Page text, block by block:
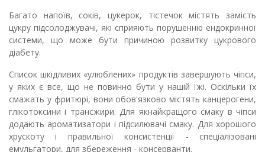
Багато напоїв, соків, цукерок, тістечок містять замість
цукру підсолоджувачі, які сприяють порушенню ендокринної
системи, що може бути причиною розвитку цукрового
діабету.
Список шкідливих «улюблених» продуктів завершують чіпси,
у яких є все, що не повинно бути у нашій їжі. Оскільки їх
смажать у фритюрі, вони обов'язково містять канцерогени,
глікотоксини і трансжири. Для якнайкращого смаку в чіпси
додають ароматизатори і підсилювачі смаку. Для хорошого
хрускоту і правильної консистенції - спеціалізовані
емульгатори, для збереження - консерванти.